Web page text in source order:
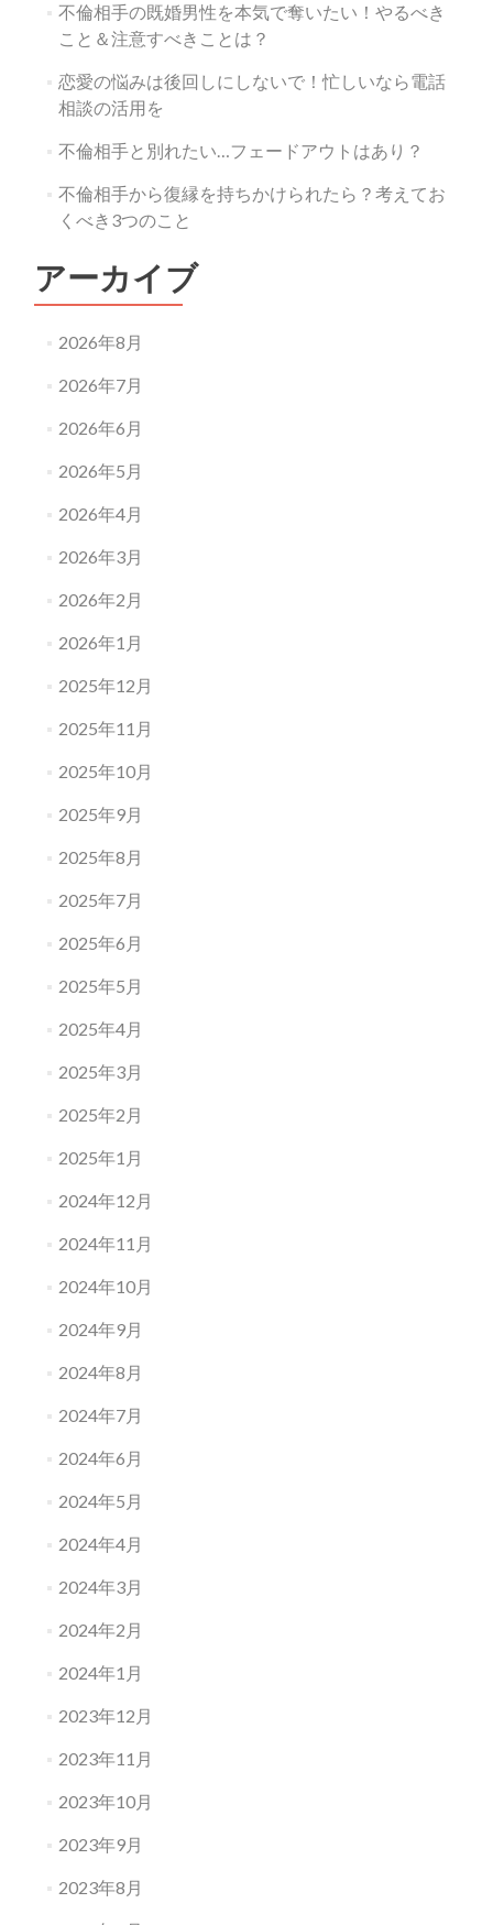
不倫相手の既婚男性を本気で奪いたい！やるべき
こと＆注意すべきことは？
恋愛の悩みは後回しにしないで！忙しいなら電話
相談の活用を
不倫相手と別れたい…フェードアウトはあり？
不倫相手から復縁を持ちかけられたら？考えてお
くべき3つのこと
アーカイブ
2026年8月
2026年7月
2026年6月
2026年5月
2026年4月
2026年3月
2026年2月
2026年1月
2025年12月
2025年11月
2025年10月
2025年9月
2025年8月
2025年7月
2025年6月
2025年5月
2025年4月
2025年3月
2025年2月
2025年1月
2024年12月
2024年11月
2024年10月
2024年9月
2024年8月
2024年7月
2024年6月
2024年5月
2024年4月
2024年3月
2024年2月
2024年1月
2023年12月
2023年11月
2023年10月
2023年9月
2023年8月